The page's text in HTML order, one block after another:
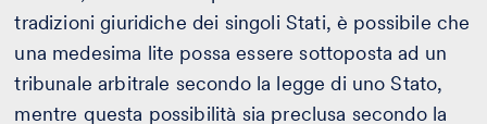
tradizioni giuridiche dei singoli Stati, è possibile che
una medesima lite possa essere sottoposta ad un
tribunale arbitrale secondo la legge di uno Stato,
mentre questa possibilità sia preclusa secondo la